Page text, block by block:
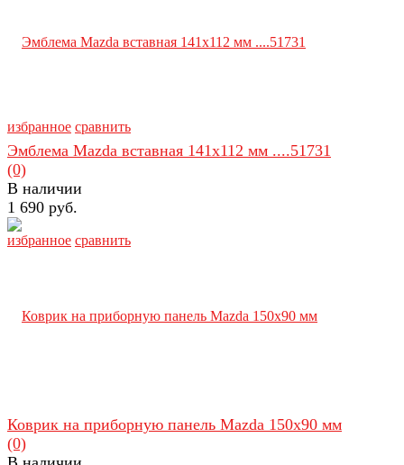
избранное сравнить
избранное сравнить
Эмблема Mazda вставная 141х112 мм ....51731
(0)
В наличии
1 690 руб.
Коврик на приборную панель Mazda 150х90 мм
(0)